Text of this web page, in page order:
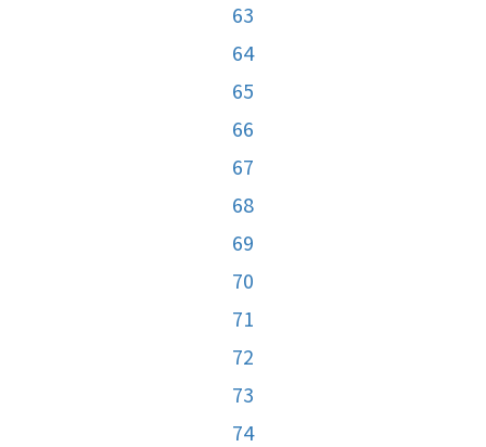
63
64
65
66
67
68
69
70
71
72
73
74